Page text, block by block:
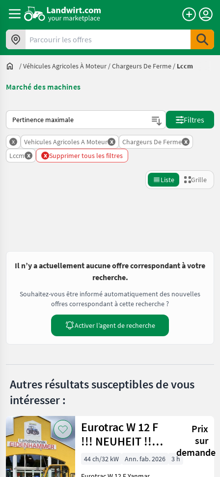
Parcourir les offres
/Véhicules Agricoles À Moteur /Chargeurs De Ferme / Lccm
Marché des machines
Voici comment les annonces sont triées sur Landwirt.com
Filtres
x Vehicules Agricoles A Moteur x Chargeurs De Ferme x
Lccm x x Supprimer tous les filtres
Liste Grille
Il n’y a actuellement aucune offre correspondant à votre
recherche.
Souhaitez-vous être informé automatiquement des nouvelles
offres correspondant à cette recherche ?
Activer l’agent de recherche
Autres résultats susceptibles de vous
intéresser :
Eurotrac W 12 F
!!! NEUHEIT !!!
Prompt
Prix
sur
demande
44 ch/32 kW Ann. fab. 2026
3 h